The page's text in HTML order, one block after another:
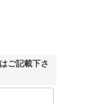
ご記載下さ